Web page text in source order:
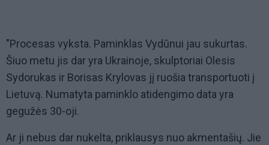
"Procesas vyksta. Paminklas Vydūnui jau sukurtas.
Šiuo metu jis dar yra Ukrainoje, skulptoriai Olesis
Sydorukas ir Borisas Krylovas jį ruošia transportuoti į
Lietuvą. Numatyta paminklo atidengimo data yra
gegužės 30-oji.
Ar ji nebus dar nukelta, priklausys nuo akmentašių. Jie